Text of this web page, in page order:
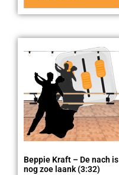
Beppie Kraft – De nach is
nog zoe laank (3:32)